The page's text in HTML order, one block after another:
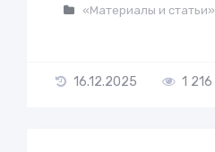
«Материалы и статьи»
16.12.2025 1 216